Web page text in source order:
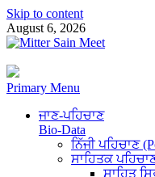
Skip to content
August 6, 2026
Primary Menu
ਜਾਣ-ਪਹਿਚਾਣ
Bio-Data
ਨਿੱਜੀ ਪਹਿਚਾਣ
ਸਾਹਿਤਕ
ਸਾਹਿਤ